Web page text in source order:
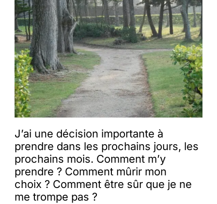
Nous soutenir
La revue Responsables
J’ai une décision importante à
prendre dans les prochains jours, les
prochains mois. Comment m’y
prendre ? Comment mûrir mon
choix ? Comment être sûr que je ne
me trompe pas ?